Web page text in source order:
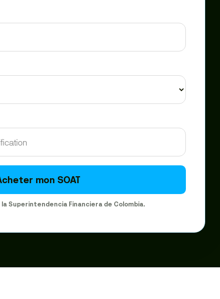
mon SOAT
Superintendencia Financiera de Colombia.